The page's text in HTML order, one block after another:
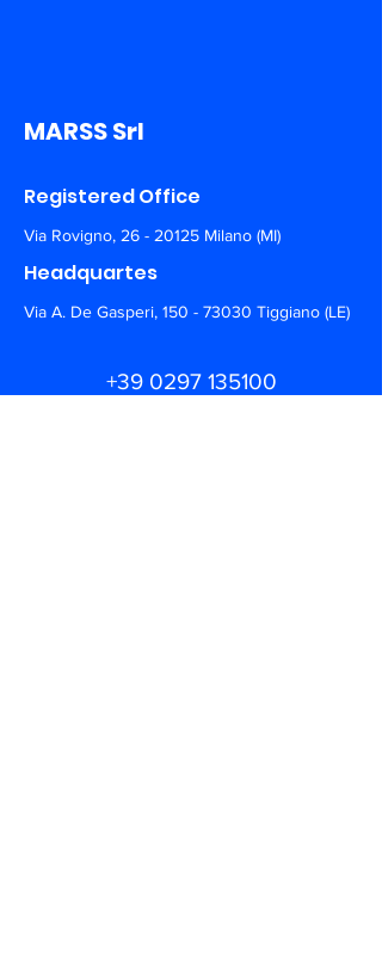
MARSS Srl
Registered Office
Via Rovigno, 26 - 20125 Milano (MI)
Headquartes
Via A. De Gasperi, 150 - 73030 Tiggiano (LE)
+39 0297 135100